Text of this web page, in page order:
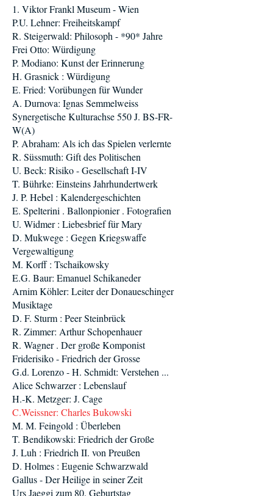
1. Viktor Frankl Museum - Wien
P.U. Lehner: Freiheitskampf
R. Steigerwald: Philosoph - *90* Jahre
Frei Otto: Würdigung
P. Modiano: Kunst der Erinnerung
H. Grasnick : Würdigung
E. Fried: Vorübungen für Wunder
A. Durnova: Ignas Semmelweiss
Synergetische Kulturachse 550 J. BS-FR-
W(A)
P. Abraham: Als ich das Spielen verlernte
R. Süssmuth: Gift des Politischen
U. Beck: Risiko - Gesellschaft I-IV
T. Bührke: Einsteins Jahrhundertwerk
J. P. Hebel : Kalendergeschichten
E. Spelterini . Ballonpionier . Fotografien
U. Widmer : Liebesbrief für Mary
D. Mukwege : Gegen Kriegswaffe
Vergewaltigung
M. Korff : Tschaikowsky
E.G. Baur: Emanuel Schikaneder
Arnim Köhler: Leiter der Donaueschinger
Musiktage
D. F. Sturm : Peer Steinbrück
R. Zimmer: Arthur Schopenhauer
R. Wagner . Der große Komponist
Friderisiko - Friedrich der Grosse
G.d. Lorenzo - H. Schmidt: Verstehen ...
Alice Schwarzer : Lebenslauf
H.-K. Metzger: J. Cage
C.Weissner: Charles Bukowski
M. M. Feingold : Überleben
T. Bendikowski: Friedrich der Große
J. Luh : Friedrich II. von Preußen
D. Holmes : Eugenie Schwarzwald
Gallus - Der Heilige in seiner Zeit
Urs Jaeggi zum 80. Geburtstag